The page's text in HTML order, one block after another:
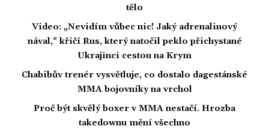
tělo
Video: „Nevidím vůbec nic! Jaký adrenalinový
nával,“ křičí Rus, který natočil peklo přichystané
Ukrajinci cestou na Krym
Chabibův trenér vysvětluje, co dostalo dagestánské
MMA bojovníky na vrchol
Proč být skvělý boxer v MMA nestačí. Hrozba
takedownu mění všechno